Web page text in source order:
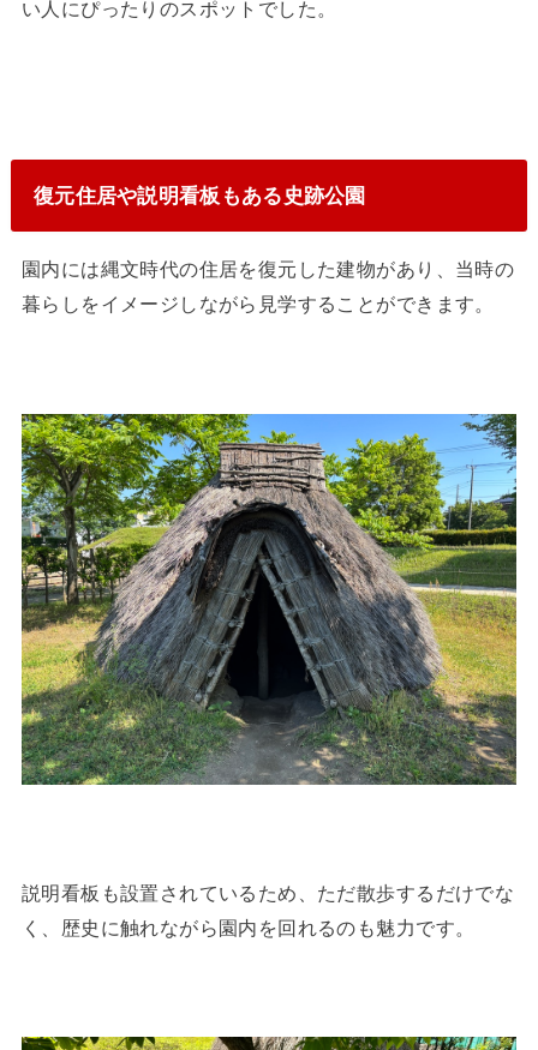
い人にぴったりのスポットでした。
復元住居や説明看板もある史跡公園
園内には縄文時代の住居を復元した建物があり、当時の
暮らしをイメージしながら見学することができます。
説明看板も設置されているため、ただ散歩するだけでな
く、歴史に触れながら園内を回れるのも魅力です。